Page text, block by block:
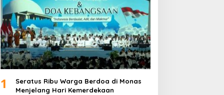
1
Seratus Ribu Warga Berdoa di Monas
Menjelang Hari Kemerdekaan